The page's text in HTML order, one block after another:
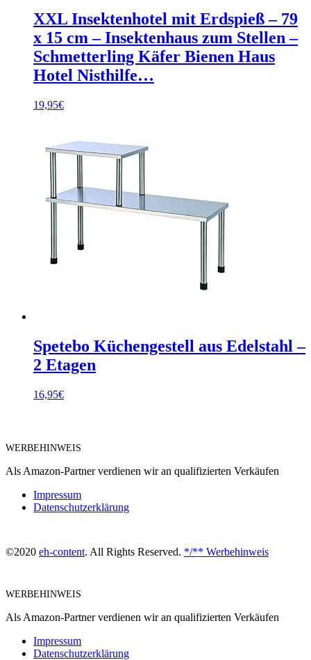
XXL Insektenhotel mit Erdspieß – 79
x 15 cm – Insektenhaus zum Stellen –
Schmetterling Käfer Bienen Haus
Hotel Nisthilfe…
19,95€
Spetebo Küchengestell aus Edelstahl –
2 Etagen
16,95€
WERBEHINWEIS
Als Amazon-Partner verdienen wir an qualifizierten Verkäufen
Impressum
Datenschutzerklärung
©2020 eh-content. All Rights Reserved. */** Werbehinweis
WERBEHINWEIS
Als Amazon-Partner verdienen wir an qualifizierten Verkäufen
Impressum
Datenschutzerklärung